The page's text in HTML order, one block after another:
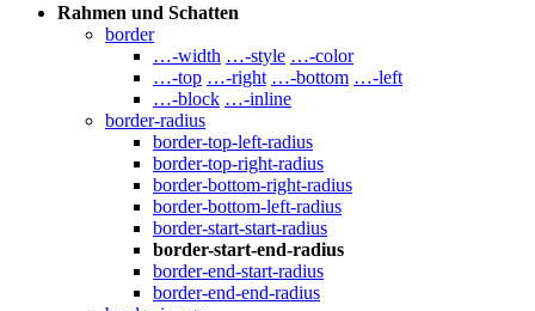
Rahmen und Schatten
border
…-width …-style …-color
…-top …-right …-bottom …-left
…-block …-inline
border-radius
border-top-left-radius
border-top-right-radius
border-bottom-right-radius
border-bottom-left-radius
border-start-start-radius
border-start-end-radius
border-end-start-radius
border-end-end-radius